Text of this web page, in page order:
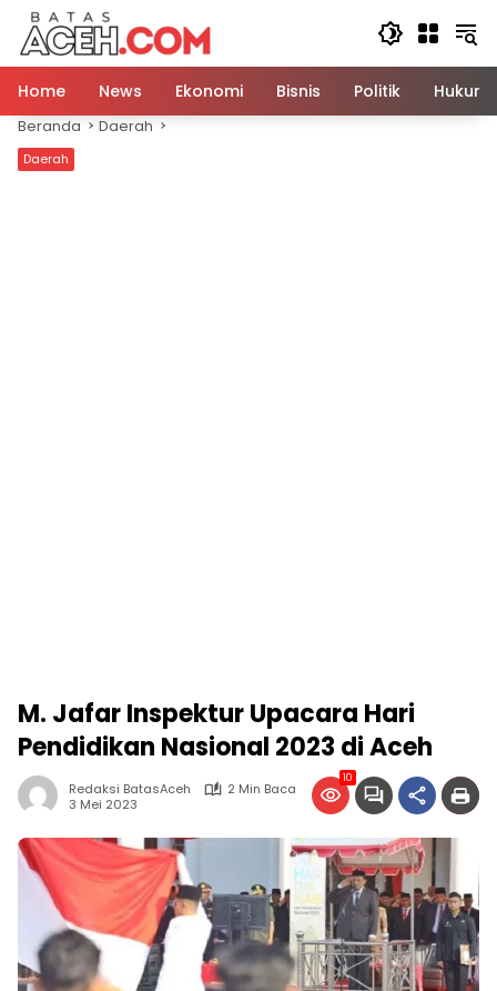
Langsung
konten
Home
News Ekonomi Bisnis Politik Hukum
Beranda Daerah
Daerah
M. Jafar Inspektur Upacara Hari
Pendidikan Nasional 2023 di Aceh
Redaksi BatasAceh
2 Min Baca
3 Mei 2023
10